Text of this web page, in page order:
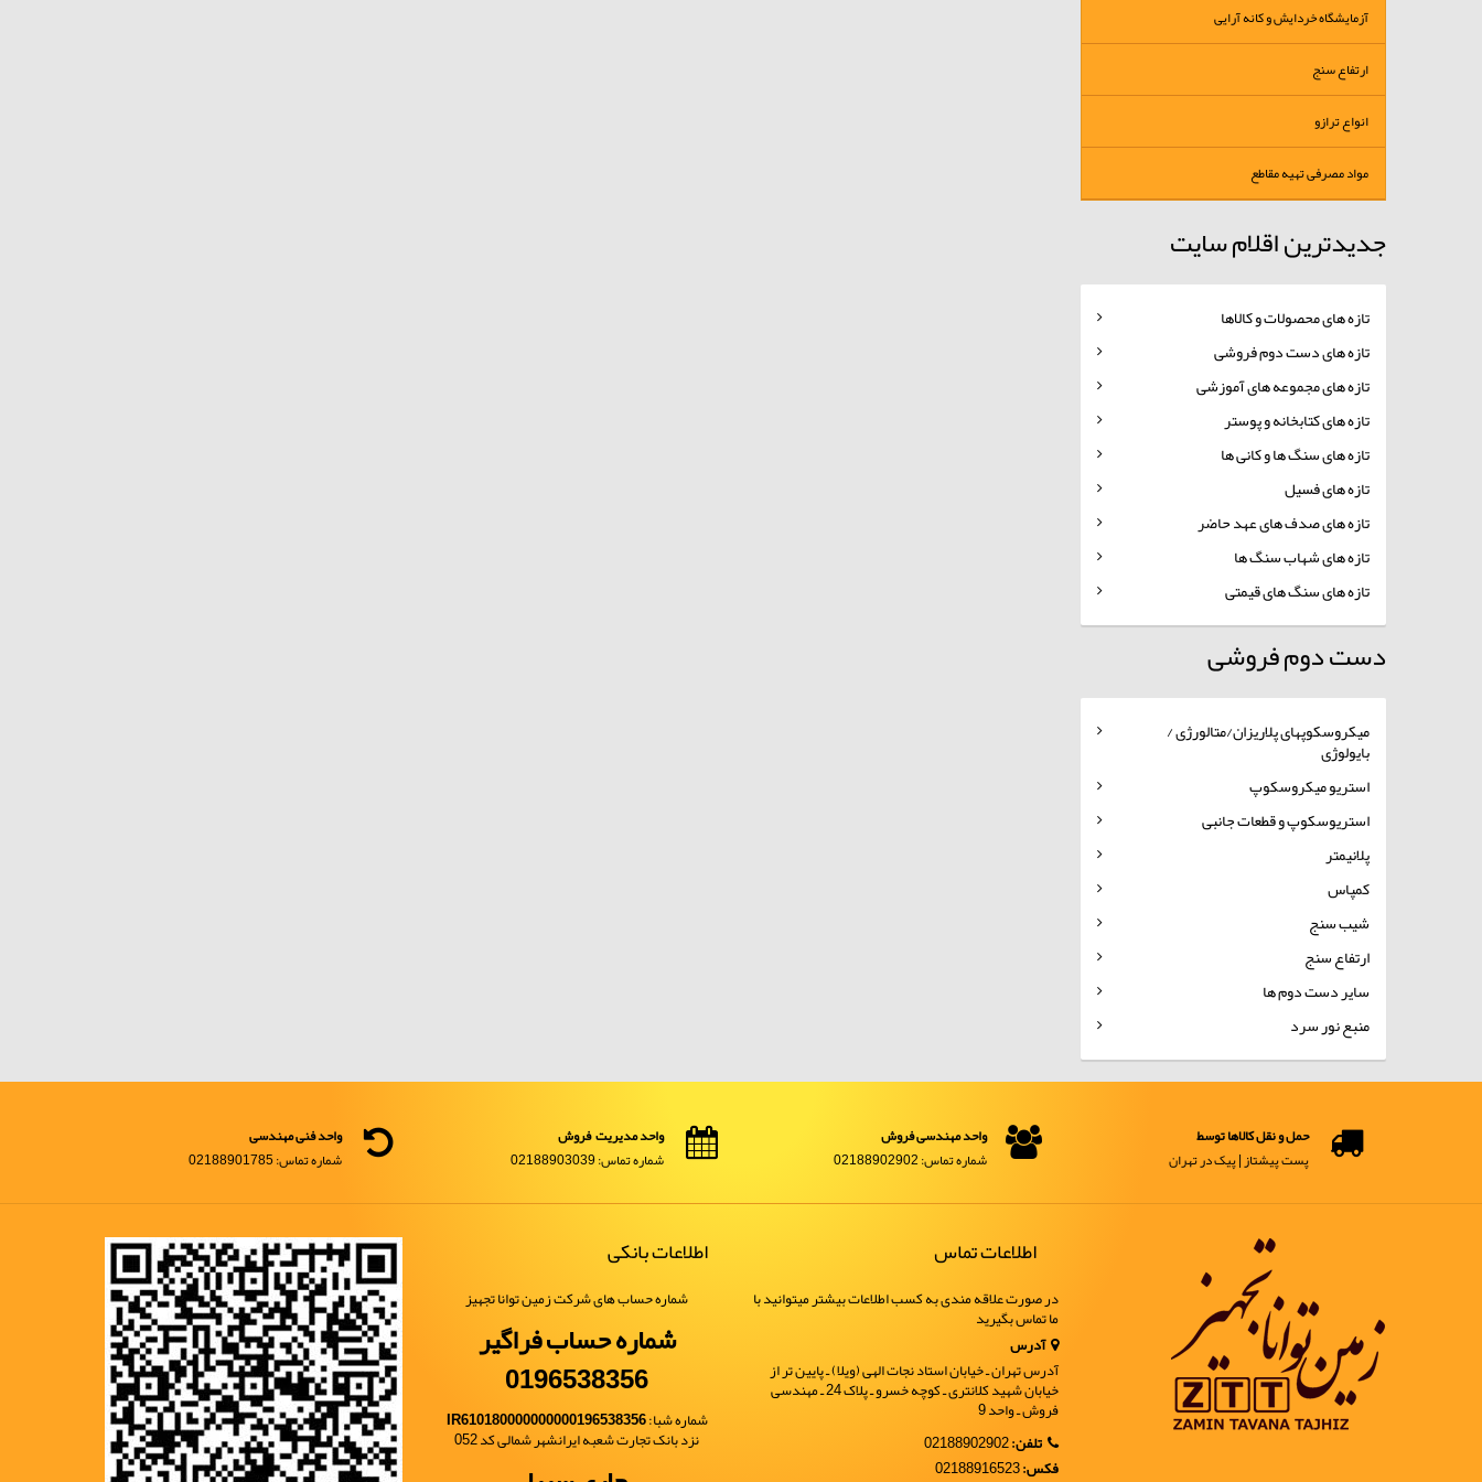
آزمایشگاه خردایش و کانه آرایی
ارتفاع سنج
انواع ترازو
مواد مصرفی تهیه مقاطع
جدیدترین اقلام سایت
تازه های محصولات و کالاها
تازه های دست دوم فروشی
تازه های مجموعه های آموزشی
تازه های کتابخانه و پوستر
تازه های سنگ ها و کانی ها
تازه های فسیل
تازه های صدف های عهد حاضر
تازه های شهاب سنگ ها
تازه های سنگ های قیمتی
دست دوم فروشی
میکروسکوپهای پلاریزان/متالورژی /
بایولوژی
استریو میکروسکوپ
استریوسکوپ و قطعات جانبی
پلانیمتر
کمپاس
شیب سنج
ارتفاع سنج
سایر دست دوم ها
منبع نور سرد
حمل و نقل کالاها توسط
پست پیشتاز | پیک در تهران
واحد مهندسی فروش
شماره تماس: 02188902902
واحد مدیریت فروش
شماره تماس: 02188903039
واحد فنی مهندسی
شماره تماس: 02188901785
اطلاعات تماس
در صورت علاقه مندی به کسب اطلاعات بیشتر میتوانید با
ما تماس بگیرید
آدرس
آدرس تهران ـ خیابان استاد نجات الهی (ویلا) ـ پایین تر از
خیابان شهید کلانتری ـ کوچه خسرو ـ پلاک 24 ـ مهندسی
فروش ـ واحد 9
تلفن:02188902902
فکس:02188916523
اطلاعات بانکی
شماره حساب های شرکت زمین توانا تجهیز
شماره حساب فراگیر
0196538356
شماره شبا:IR610180000000000196538356
نزد بانک تجارت شعبه ایرانشهر شمالی کد 052